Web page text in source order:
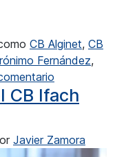
CB Alginet, CB
Fernández,
CB Ifach
Javier Zamora